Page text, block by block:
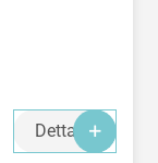
Dettagli